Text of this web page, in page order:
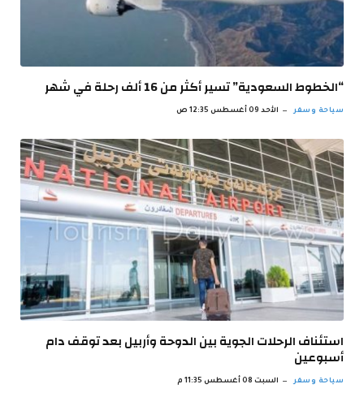
“الخطوط السعودية” تسير أكثر من 16 ألف رحلة في شهر
سياحة وسفر الأحد 09 أغسطس 12:35 ص
استئناف الرحلات الجوية بين الدوحة وأربيل بعد توقف دام
أسبوعين
سياحة وسفر السبت 08 أغسطس 11:35 م